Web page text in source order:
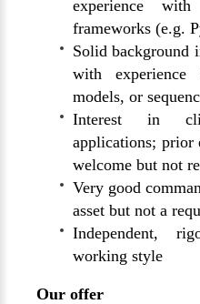
experience
frameworks (e.g.
Solid background
with
models, or
Interest in
applications; prior
welcome but not
Very good
asset but not a
Independent,
working style
Our offer